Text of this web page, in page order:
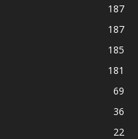
187
187
185
181
69
36
22